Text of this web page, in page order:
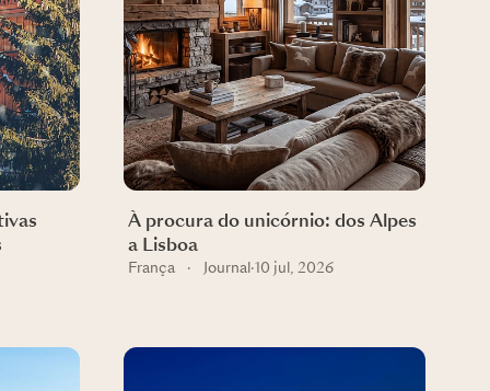
À procura do unicórnio: dos Alpes
a Lisboa
França · Journal · 10 jul, 2026